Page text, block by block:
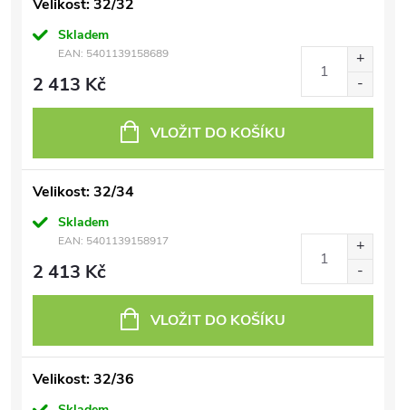
Velikost: 32/32
Skladem
EAN: 5401139158689
2 413 Kč
VLOŽIT DO KOŠÍKU
Velikost: 32/34
Skladem
EAN: 5401139158917
2 413 Kč
VLOŽIT DO KOŠÍKU
Velikost: 32/36